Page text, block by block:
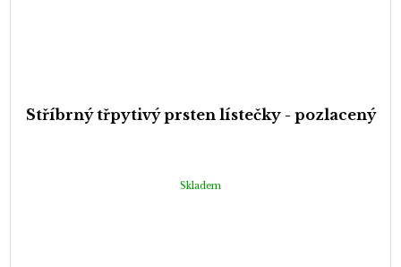
Stříbrný třpytivý prsten lístečky - pozlacený
Skladem